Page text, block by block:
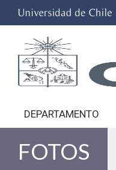
DEPARTAMENTO
FOTOS